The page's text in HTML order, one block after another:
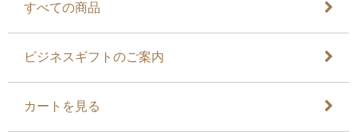
すべての商品
ビジネスギフトのご案内
カートを見る